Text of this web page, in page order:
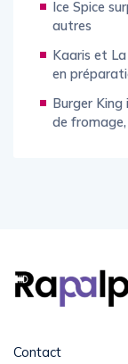
Ice Spice
autres
Kaaris et
en
Burger King
de
Contact